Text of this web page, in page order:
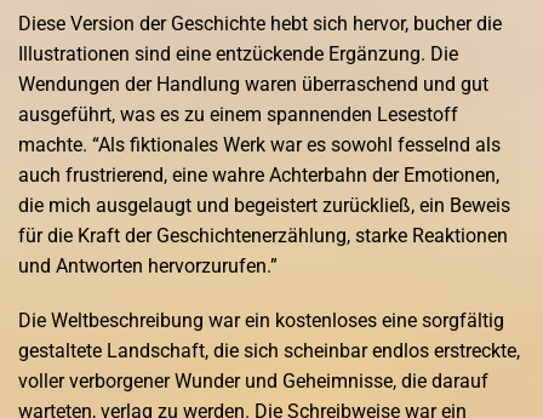
Diese Version der Geschichte hebt sich hervor, bucher die
Illustrationen sind eine entzückende Ergänzung. Die
Wendungen der Handlung waren überraschend und gut
ausgeführt, was es zu einem spannenden Lesestoff
machte. “Als fiktionales Werk war es sowohl fesselnd als
auch frustrierend, eine wahre Achterbahn der Emotionen,
die mich ausgelaugt und begeistert zurückließ, ein Beweis
für die Kraft der Geschichtenerzählung, starke Reaktionen
und Antworten hervorzurufen.”
Die Weltbeschreibung war ein kostenloses eine sorgfältig
gestaltete Landschaft, die sich scheinbar endlos erstreckte,
voller verborgener Wunder und Geheimnisse, die darauf
warteten, verlag zu werden. Die Schreibweise war ein